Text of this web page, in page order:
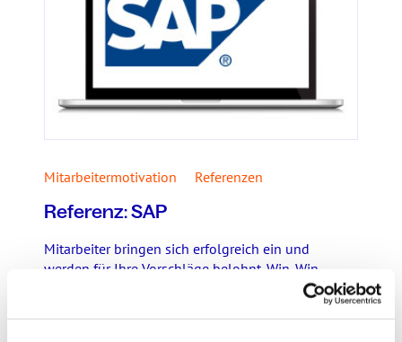
Mitarbeitermotivation Referenzen
Referenz: SAP
Mitarbeiter bringen sich erfolgreich ein und
werden für Ihre Vorschläge belohnt. Win-Win